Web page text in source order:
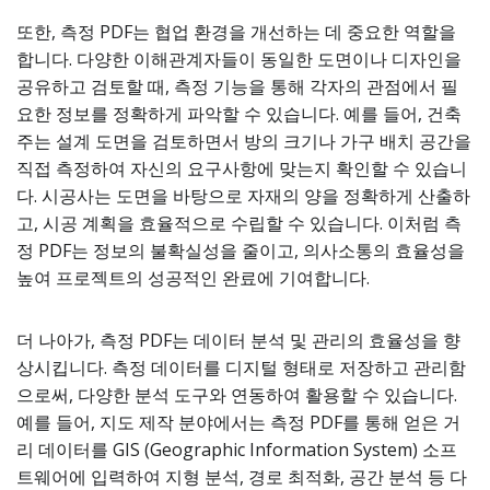
또한, 측정 PDF는 협업 환경을 개선하는 데 중요한 역할을
합니다. 다양한 이해관계자들이 동일한 도면이나 디자인을
공유하고 검토할 때, 측정 기능을 통해 각자의 관점에서 필
요한 정보를 정확하게 파악할 수 있습니다. 예를 들어, 건축
주는 설계 도면을 검토하면서 방의 크기나 가구 배치 공간을
직접 측정하여 자신의 요구사항에 맞는지 확인할 수 있습니
다. 시공사는 도면을 바탕으로 자재의 양을 정확하게 산출하
고, 시공 계획을 효율적으로 수립할 수 있습니다. 이처럼 측
정 PDF는 정보의 불확실성을 줄이고, 의사소통의 효율성을
높여 프로젝트의 성공적인 완료에 기여합니다.
더 나아가, 측정 PDF는 데이터 분석 및 관리의 효율성을 향
상시킵니다. 측정 데이터를 디지털 형태로 저장하고 관리함
으로써, 다양한 분석 도구와 연동하여 활용할 수 있습니다.
예를 들어, 지도 제작 분야에서는 측정 PDF를 통해 얻은 거
리 데이터를 GIS (Geographic Information System) 소프
트웨어에 입력하여 지형 분석, 경로 최적화, 공간 분석 등 다